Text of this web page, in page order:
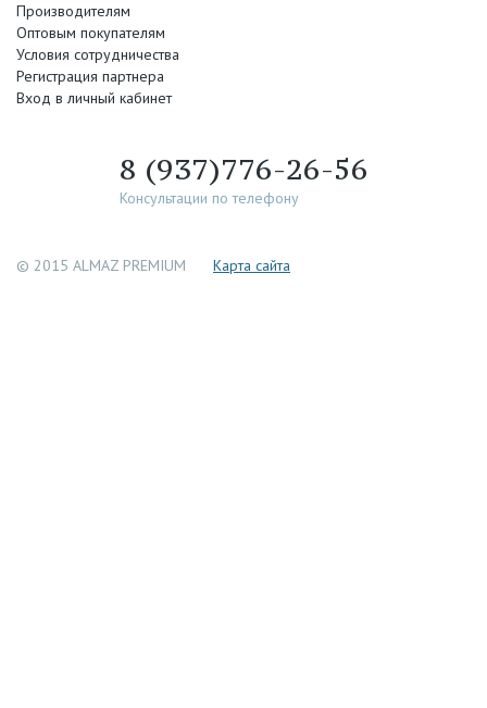
Производителям
Оптовым покупателям
Условия сотрудничества
Регистрация партнера
Вход в личный кабинет
8 (937)776-26-56
Консультации по телефону
© 2015 ALMAZ PREMIUM Каpта сайта